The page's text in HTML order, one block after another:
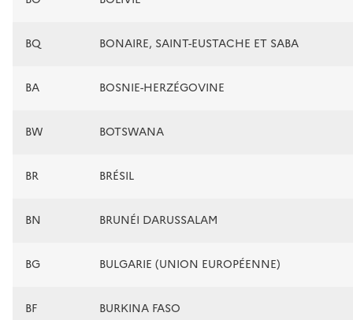
BQ BONAIRE, SAINT-EUSTACHE ET SABA
BA BOSNIE-HERZÉGOVINE
BW BOTSWANA
BR BRÉSIL
BN BRUNÉI DARUSSALAM
BG BULGARIE (UNION EUROPÉENNE)
BF BURKINA FASO